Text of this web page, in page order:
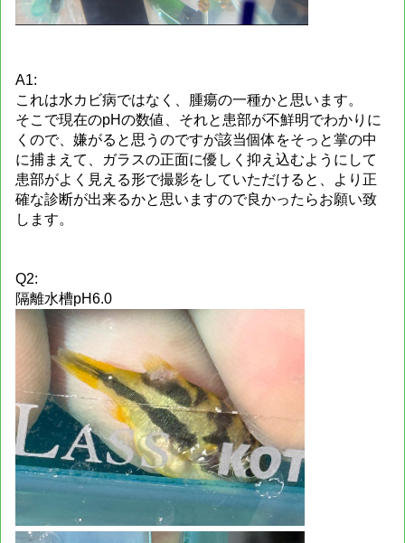
A1:
これは水カビ病ではなく、腫瘍の一種かと思います。
そこで現在のpHの数値、それと患部が不鮮明でわかりに
くので、嫌がると思うのですが該当個体をそっと掌の中
に捕まえて、ガラスの正面に優しく抑え込むようにして
患部がよく見える形で撮影をしていただけると、より正
確な診断が出来るかと思いますので良かったらお願い致
します。
Q2:
隔離水槽pH6.0